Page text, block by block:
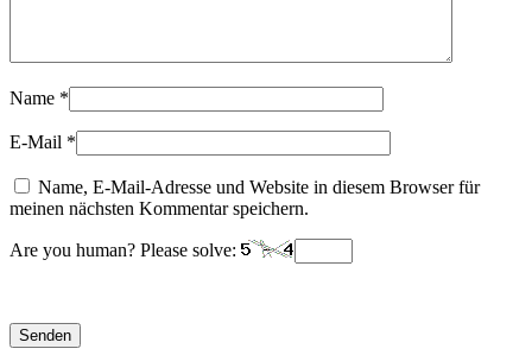
Name *
E-Mail *
Name, E-Mail-Adresse und Website in diesem Browser für
meinen nächsten Kommentar speichern.
Are you human? Please solve: